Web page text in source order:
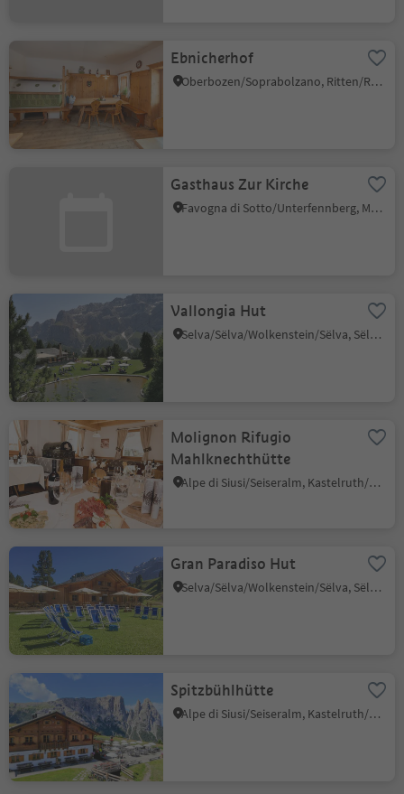
Ebnicherhof
Oberbozen/Soprabolzano, Ritten/Renon, Bolzano/Bozen and environs
Gasthaus Zur Kirche
Favogna di Sotto/Unterfennberg, Margreid an der Weinstraße/Magrè sulla Strada del Vino, Alto Adige Wine Road
Vallongia Hut
Selva/Sëlva/Wolkenstein/Sëlva, Sëlva/Selva di Val Gardena, Dolomites Region Val Gardena
Molignon Rifugio
Mahlknechthütte
Alpe di Siusi/Seiseralm, Kastelruth/Castelrotto, Dolomites Region Seiser Alm
Gran Paradiso Hut
Selva/Sëlva/Wolkenstein/Sëlva, Sëlva/Selva di Val Gardena, Dolomites Region Val Gardena
Spitzbühlhütte
Alpe di Siusi/Seiseralm, Kastelruth/Castelrotto, Dolomites Region Seiser Alm